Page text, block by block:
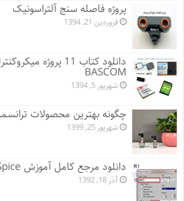
پروژه فاصله سنج آلتراسونیک
فروردین 21, 1394
BASCOM
شهریور 5, 1394
چگونه بهترین محصولات
شهریور 25, 1399
دانلود مرجع کامل آموزش OrCAD PSpice
آذر 18, 1392